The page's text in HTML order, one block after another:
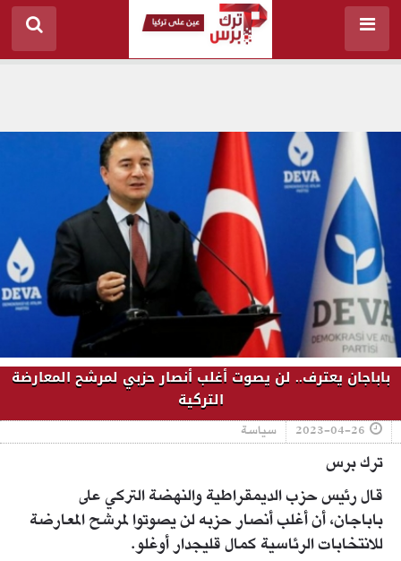
باباجان يعترف.. لن يصوت أغلب أنصار حزبي لمرشح المعارضة
التركية
2023-04-26 سياسة
ترك برس
قال رئيس حزب الديمقراطية والنهضة التركي على
باباجان، أن أغلب أنصار حزبه لن يصوتوا لمرشح المعارضة
للانتخابات الرئاسية كمال قليجدار أوغلو.